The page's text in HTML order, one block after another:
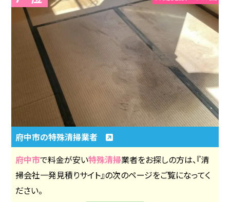
府中市の特殊清掃業者
府中市で料金が安い特殊清掃業者をお探しの方は、『清
掃会社一発見積りサイト』の次のページをご覧になってく
ださい。